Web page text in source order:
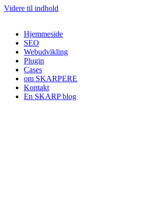
Videre til indhold
Hjemmeside
SEO
Webudvikling
Plugin
Cases
om SKARPERE
Kontakt
En SKARP blog